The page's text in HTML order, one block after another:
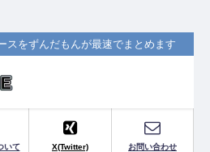
スをずんだもんが最速でまとめます
いて X(Twitter) お問い合わせ